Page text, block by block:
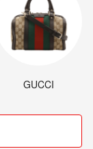
GUCCI